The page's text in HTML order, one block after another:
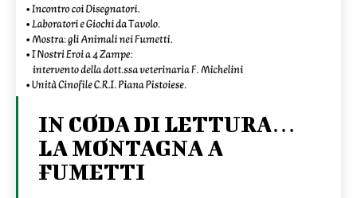
IN CODA DI LETTURA…
LA MONTAGNA A
FUMETTI